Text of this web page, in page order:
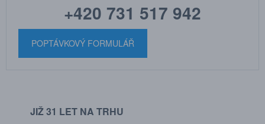
+420 731 517 942
POPTÁVKOVÝ FORMULÁŘ
JIŽ 31 LET NA TRHU